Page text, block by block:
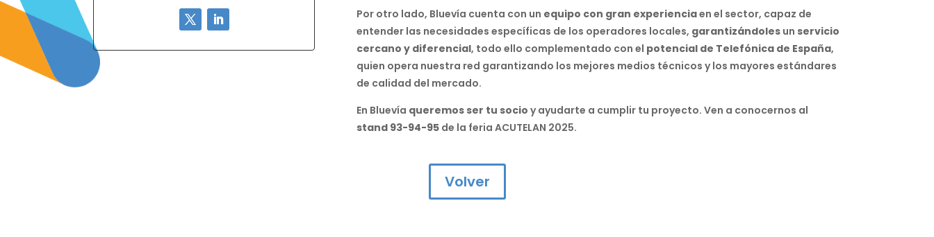
Por otro lado, Bluevía cuenta con un equipo con gran experienciaen el sector, capaz de
entender las necesidades específicas de los operadores locales, garantizándolesun servicio
cercano y diferencial, todo ello complementado con el potencial de Telefónica de España,
quien opera nuestra red garantizando los mejores medios técnicos y los mayores estándares
de calidad del mercado.
En Bluevía queremos ser tu socio y ayudarte a cumplir tu proyecto. Ven a conocernos al
stand 93-94-95de la feria ACUTELAN 2025.
Volver